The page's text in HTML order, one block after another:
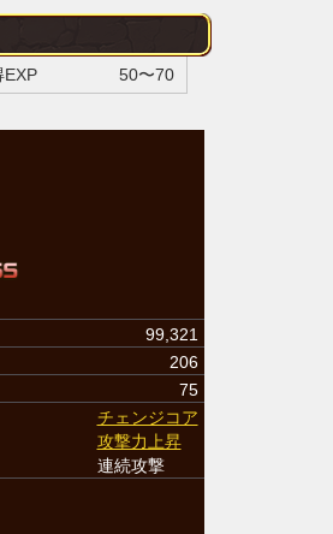
EXP 50〜70
99,321
206
75
チェンジコア
攻撃力上昇
連続攻撃